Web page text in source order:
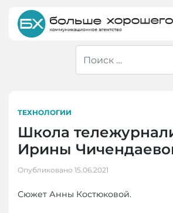
content
ТЕХНОЛОГИИ
Школа
Ирины
Опубликовано 15.06.2021
Сюжет Анны Костюковой.